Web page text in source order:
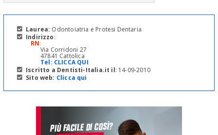
Laurea: Odontoiatria e Protesi Dentaria
Indirizzo:
RN:
Via Corridoni 27
47841 Cattolica
Tel: CLICCA QUI
Iscritto a Dentisti-Italia.it il: 14-09-2010
Sito web: Clicca qui